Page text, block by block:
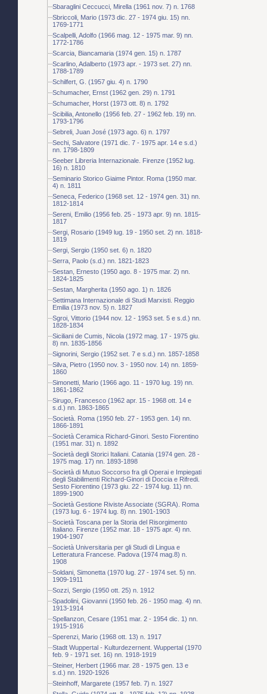
Sbaraglini Ceccucci, Mirella (1961 nov. 7) n. 1768
Sbriccoli, Mario (1973 dic. 27 - 1974 giu. 15) nn.
1769-1771
Scalpelli, Adolfo (1966 mag. 12 - 1975 mar. 9) nn.
1772-1786
Scarcia, Biancamaria (1974 gen. 15) n. 1787
Scarlino, Adalberto (1973 apr. - 1973 set. 27) nn.
1788-1789
Schilfert, G. (1957 giu. 4) n. 1790
Schumacher, Ernst (1962 gen. 29) n. 1791
Schumacher, Horst (1973 ott. 8) n. 1792
Scibilia, Antonello (1956 feb. 27 - 1962 feb. 19) nn.
1793-1796
Sebreli, Juan José (1973 ago. 6) n. 1797
Sechi, Salvatore (1971 dic. 7 - 1975 apr. 14 e s.d.)
nn. 1798-1809
Seeber Libreria Internazionale. Firenze (1952 lug.
16) n. 1810
Seminario Storico Giaime Pintor. Roma (1950 mar.
4) n. 1811
Seneca, Federico (1968 set. 12 - 1974 gen. 31) nn.
1812-1814
Sereni, Emilio (1956 feb. 25 - 1973 apr. 9) nn. 1815-
1817
Sergi, Rosario (1949 lug. 19 - 1950 set. 2) nn. 1818-
1819
Sergi, Sergio (1950 set. 6) n. 1820
Serra, Paolo (s.d.) nn. 1821-1823
Sestan, Ernesto (1950 ago. 8 - 1975 mar. 2) nn.
1824-1825
Sestan, Margherita (1950 ago. 1) n. 1826
Settimana Internazionale di Studi Marxisti. Reggio
Emilia (1973 nov. 5) n. 1827
Sgroi, Vittorio (1944 nov. 12 - 1953 set. 5 e s.d.) nn.
1828-1834
Siciliani de Cumis, Nicola (1972 mag. 17 - 1975 giu.
8) nn. 1835-1856
Signorini, Sergio (1952 set. 7 e s.d.) nn. 1857-1858
Silva, Pietro (1950 nov. 3 - 1950 nov. 14) nn. 1859-
1860
Simonetti, Mario (1966 ago. 11 - 1970 lug. 19) nn.
1861-1862
Sirugo, Francesco (1962 apr. 15 - 1968 ott. 14 e
s.d.) nn. 1863-1865
Società. Roma (1950 feb. 27 - 1953 gen. 14) nn.
1866-1891
Società Ceramica Richard-Ginori. Sesto Fiorentino
(1951 mar. 31) n. 1892
Società degli Storici Italiani. Catania (1974 gen. 28 -
1975 mag. 17) nn. 1893-1898
Società di Mutuo Soccorso fra gli Operai e Impiegati
degli Stabilimenti Richard-Ginori di Doccia e Rifredi.
Sesto Fiorentino (1973 giu. 22 - 1974 lug. 11) nn.
1899-1900
Società Gestione Riviste Associate (SGRA). Roma
(1973 lug. 6 - 1974 lug. 8) nn. 1901-1903
Società Toscana per la Storia del Risorgimento
Italiano. Firenze (1952 mar. 18 - 1975 apr. 4) nn.
1904-1907
Società Universitaria per gli Studi di Lingua e
Letteratura Francese. Padova (1974 mag.8) n.
1908
Soldani, Simonetta (1970 lug. 27 - 1974 set. 5) nn.
1909-1911
Sozzi, Sergio (1950 ott. 25) n. 1912
Spadolini, Giovanni (1950 feb. 26 - 1950 mag. 4) nn.
1913-1914
Spellanzon, Cesare (1951 mar. 2 - 1954 dic. 1) nn.
1915-1916
Sperenzi, Mario (1968 ott. 13) n. 1917
Stadt Wuppertal - Kulturdezernent. Wuppertal (1970
feb. 9 - 1971 set. 16) nn. 1918-1919
Steiner, Herbert (1966 mar. 28 - 1975 gen. 13 e
s.d.) nn. 1920-1926
Steinhoff, Margarete (1957 feb. 7) n. 1927